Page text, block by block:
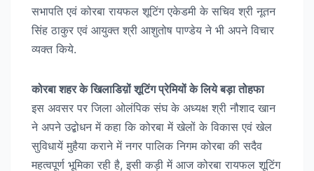
सभापति एवं कोरबा रायफल शूटिंग एकेडमी के सचिव श्री नूतन
सिंह ठाकुर एवं आयुक्त श्री आशुतोष पाण्डेय ने भी अपने विचार
व्यक्त किये.
कोरबा शहर के खिलाडिय़ों शूटिंग प्रेमियों के लिये बड़ा तोहफा
इस अवसर पर जिला ओलंपिक संघ के अध्यक्ष श्री नौशाद खान
ने अपने उद्बोधन में कहा कि कोरबा में खेलों के विकास एवं खेल
सुविधायें मुहैया कराने में नगर पालिक निगम कोरबा की सदैव
महत्वपूर्ण भूमिका रही है, इसी कड़ी में आज कोरबा रायफल शूटिंग